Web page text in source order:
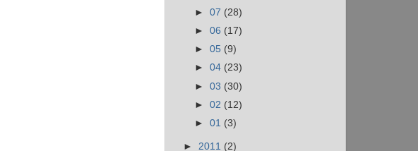
►07 (28)
►06 (17)
►05 (9)
►04 (23)
►03 (30)
►02 (12)
►01 (3)
► 2011 (2)